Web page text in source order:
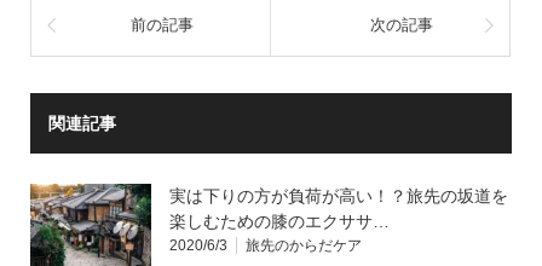
前の記事 次の記事
関連記事
実は下りの方が負荷が高い！？旅先の坂道を
楽しむための膝のエクササ…
2020/6/3 旅先のからだケア